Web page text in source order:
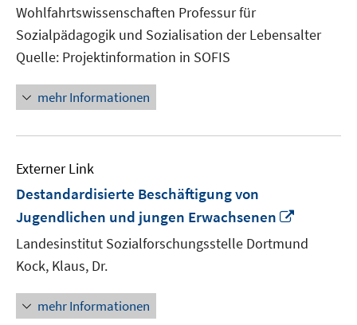
Wohlfahrtswissenschaften Professur für
Sozialpädagogik und Sozialisation der Lebensalter
Quelle: Projektinformation in SOFIS
mehr Informationen
Externer Link
Destandardisierte Beschäftigung von
Jugendlichen und jungen Erwachsenen
neuem
Fenster
Landesinstitut Sozialforschungsstelle Dortmund
Kock, Klaus, Dr.
mehr Informationen